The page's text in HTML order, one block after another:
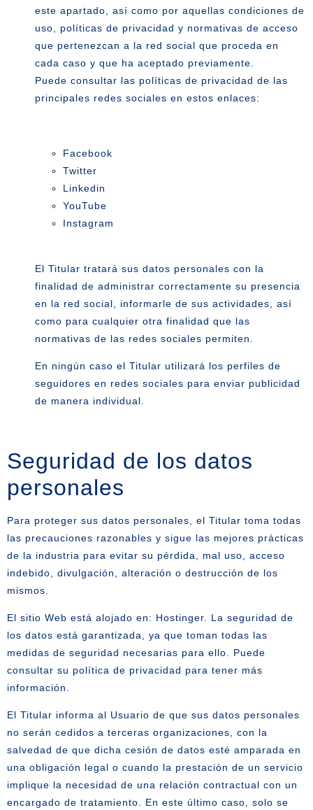
este apartado, así como por aquellas condiciones de
uso, políticas de privacidad y normativas de acceso
que pertenezcan a la red social que proceda en
cada caso y que ha aceptado previamente.
Puede consultar las políticas de privacidad de las
principales redes sociales en estos enlaces:
Facebook
Twitter
Linkedin
YouTube
Instagram
El Titular tratará sus datos personales con la
finalidad de administrar correctamente su presencia
en la red social, informarle de sus actividades, así
como para cualquier otra finalidad que las
normativas de las redes sociales permiten.
En ningún caso el Titular utilizará los perfiles de
seguidores en redes sociales para enviar publicidad
de manera individual.
Seguridad de los datos
personales
Para proteger sus datos personales, el Titular toma todas
las precauciones razonables y sigue las mejores prácticas
de la industria para evitar su pérdida, mal uso, acceso
indebido, divulgación, alteración o destrucción de los
mismos.
El sitio Web está alojado en: Hostinger. La seguridad de
los datos está garantizada, ya que toman todas las
medidas de seguridad necesarias para ello. Puede
consultar su política de privacidad para tener más
información.
El Titular informa al Usuario de que sus datos personales
no serán cedidos a terceras organizaciones, con la
salvedad de que dicha cesión de datos esté amparada en
una obligación legal o cuando la prestación de un servicio
implique la necesidad de una relación contractual con un
encargado de tratamiento. En este último caso, solo se